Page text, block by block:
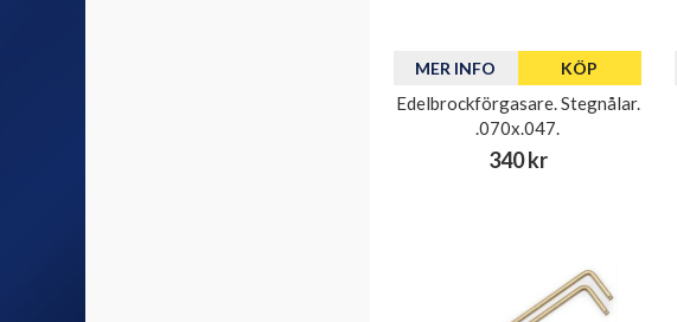
MER INFO KÖP
Edelbrockförgasare. Stegnålar.
.070x.047.
340 kr